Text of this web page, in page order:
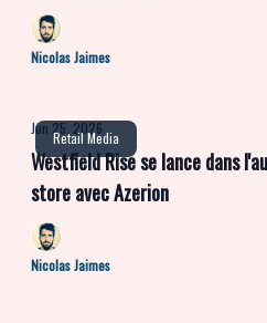
Nicolas Jaimes
Retail Media
Jun 25, 2026
Westfield Rise se lance dans
store avec Azerion
Nicolas Jaimes